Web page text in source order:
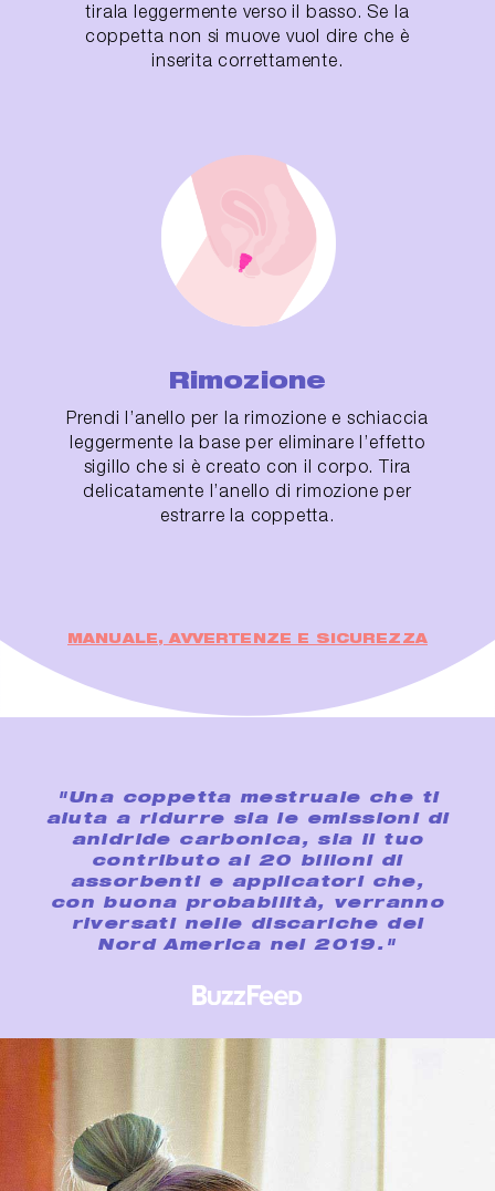
tirala leggermente verso il basso. Se la
coppetta non si muove vuol dire che è
inserita correttamente.
Rimozione
Prendi l’anello per la rimozione e schiaccia
leggermente la base per eliminare l’effetto
sigillo che si è creato con il corpo. Tira
delicatamente l’anello di rimozione per
estrarre la coppetta.
MANUALE, AVVERTENZE E SICUREZZA
"Una coppetta mestruale che ti
aiuta a ridurre sia le emissioni di
anidride carbonica, sia il tuo
contributo ai 20 bilioni di
assorbenti e applicatori che,
con buona probabilità, verranno
riversati nelle discariche del
Nord America nel 2019."